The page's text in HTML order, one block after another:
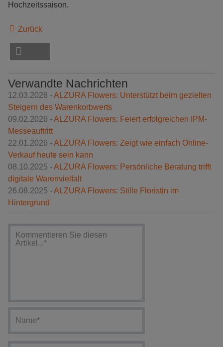
Hochzeitssaison.
Zurück
Verwandte Nachrichten
12.03.2026 -ALZURA Flowers: Unterstützt beim gezielten
Steigern des Warenkorbwerts
09.02.2026 -ALZURA Flowers: Feiert erfolgreichen IPM-
Messeauftritt
22.01.2026 -ALZURA Flowers: Zeigt wie einfach Online-
Verkauf heute sein kann
08.10.2025 -ALZURA Flowers: Persönliche Beratung trifft
digitale Warenvielfalt
26.08.2025 -ALZURA Flowers: Stille Floristin im
Hintergrund